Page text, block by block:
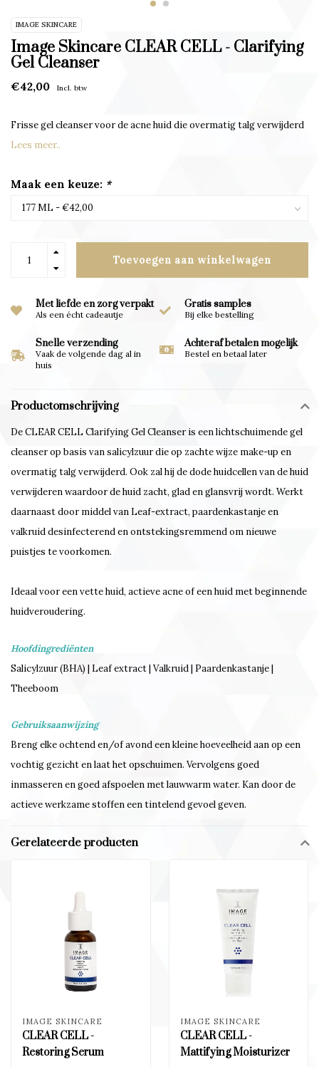
IMAGE SKINCARE
Image Skincare CLEAR CELL - Clarifying
Gel Cleanser
€42,00 Incl. btw
Frisse gel cleanser voor de acne huid die overmatig talg verwijderd
Lees meer..
Maak een keuze: *
Toevoegen aan winkelwagen
Met liefde en zorg verpakt
Als een écht cadeautje
Gratis samples
Bij elke bestelling
Snelle verzending
Vaak de volgende dag al in
huis
Achteraf betalen mogelijk
Bestel en betaal later
Productomschrijving
De CLEAR CELL Clarifying Gel Cleanser is een lichtschuimende gel
cleanser op basis van salicylzuur die op zachte wijze make-up en
overmatig talg verwijderd. Ook zal hij de dode huidcellen van de huid
verwijderen waardoor de huid zacht, glad en glansvrij wordt. Werkt
daarnaast door middel van Leaf-extract, paardenkastanje en
valkruid desinfecterend en ontstekingsremmend om nieuwe
puistjes te voorkomen.
Ideaal voor een vette huid, actieve acne of een huid met beginnende
huidveroudering.
Hoofdingrediënten
Salicylzuur (BHA) | Leaf extract | Valkruid | Paardenkastanje |
Theeboom
Gebruiksaanwijzing
Breng elke ochtend en/of avond een kleine hoeveelheid aan op een
vochtig gezicht en laat het opschuimen. Vervolgens goed
inmasseren en goed afspoelen met lauwwarm water. Kan door de
actieve werkzame stoffen een tintelend gevoel geven.
Gerelateerde producten
IMAGE SKINCARE
CLEAR CELL -
Restoring Serum
IMAGE SKINCARE
CLEAR CELL -
Mattifying Moisturizer